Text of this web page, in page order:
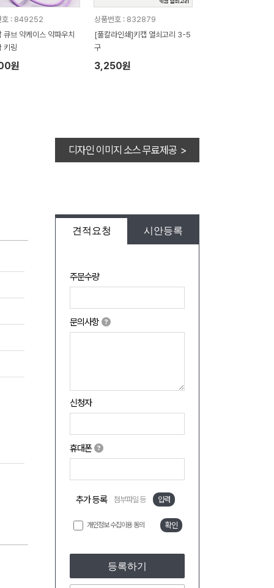
호 : 849252
큐브 약케이스 약파우치
키링
원
상품번호 : 832879
[풀칼라인쇄]키캡 열쇠고리 3-5
구
3,250원
디자인 이미지 소스 무료제공 >
견적요청 시안등록
주문수량
문의사항
신청자
휴대폰
추가 등록 첨부파일 등 입력
개인정보 수집이용 동의 확인
등록하기